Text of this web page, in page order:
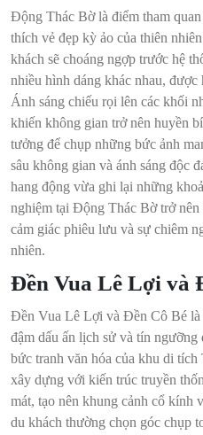
Động Thác Bờ là điểm tham
thích vẻ đẹp kỳ ảo của thiên
khách sẽ choáng ngợp trước hệ
nhiều hình dáng khác nhau, được
Ánh sáng chiếu rọi lên các khối
khiến không gian trở nên huyền
tưởng để chụp những bức ảnh
sâu không gian và ánh sáng độc
hang động vừa ghi lại những
nghiệm tại Động Thác Bờ trở
cảm giác phiêu lưu và sự chiêm
nhiên.
Đền Vua Lê Lợi và
Đền Vua Lê Lợi và Đền Cô Bé là
đậm dấu ấn lịch sử và tín ngưỡng
bức tranh văn hóa của khu di
xây dựng với kiến trúc truyền
mát, tạo nên khung cảnh cổ kính
du khách thường chọn góc chụp